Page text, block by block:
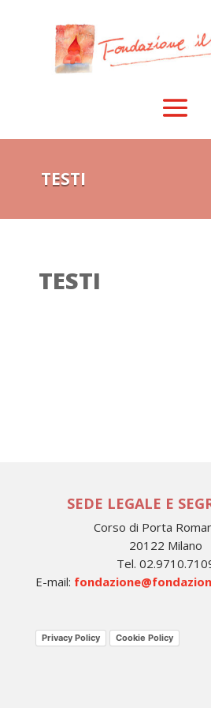
TESTI
TESTI
SEDE LEGALE E
Corso di Porta
20122 Milano
Tel.
E-mail:
Privacy Policy Cookie Policy